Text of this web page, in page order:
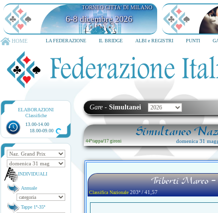
TORNEO CITTA' DI MILANO
6-8 dicembre 2026
HOME LA FEDERAZIONE IL BRIDGE ALBI e REGISTRI PUNTI
ELABORAZIONI
Classifiche
13.00-14.00
18.00-09.00
INDIVIDUALI
Annuale
Tappe 1ª-35ª
Gare - Simultanei
Simultaneo
44ª tappa/17 gironi domenica 31
Triberti Marco -
Classifica Nazionale203ª / 41,57